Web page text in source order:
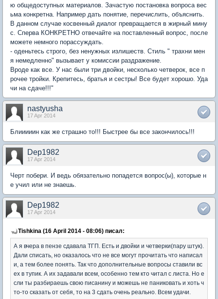
ю общедоступных материалов. Зачастую постановка вопроса вес
ьма конкретна. Например дать понятие, перечислить, объяснить.
В данном случае косвенный диалог превращается в жирный мину
с. Сперва КОНКРЕТНО отвечайте на поставленный вопрос, после
можете немного порассуждать.
- оденьтесь строго, без ненужных излишеств. Стиль " трахни мен
я немедленно" вызывает у комиссии раздражение.
Вроде как все. У нас были три двойки, несколько четверок, все п
рочее тройки. Крепитесь, братья и сестры! Все будет хорошо. Уда
чи на сдаче!!!"
nastyusha
17 Apr 2014
Блииииин как же страшно то!!! Быстрее бы все закончилось!!!
Dep1982
17 Apr 2014
Черт побери. И ведь обязательно попадется вопрос(ы), которые н
е учил или не знаешь.
Dep1982
17 Apr 2014
Tishkina (16 April 2014 - 08:06) писал:
А я вчера в пензе сдавала ТГП. Есть и двойки и четверки(пару штук).
Дали списать, но оказалось что не все могут прочитать что написал
и, а тем более понять. Так что дополнительные вопросы ставили вс
ех в тупик. А их задавали всем, особенно тем кто читал с листа. Но е
сли ты разбираешь свою писанину и можешь не паниковать и хоть ч
то-то сказать от себя, то на 3 сдать очень реально. Всем удачи.